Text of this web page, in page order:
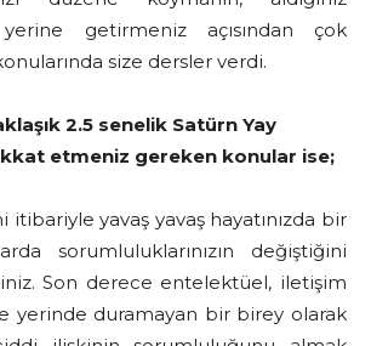
yerine getirmeniz açısından çok
size dersler verdi.
2.5 senelik Satürn Yay
etmeniz gereken konular ise;
itibariyle yavaş yavaş hayatınızda bir
sorumluluklarınızın değiştiğini
Son derece entelektüel, iletişim
yerinde duramayan bir birey olarak